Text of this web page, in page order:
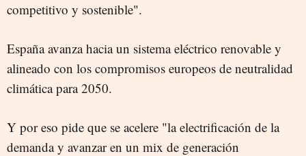
competitivo y sostenible".
España avanza hacia un sistema eléctrico renovable y
alineado con los compromisos europeos de neutralidad
climática para 2050.
Y por eso pide que se acelere "la electrificación de la
demanda y avanzar en un mix de generación